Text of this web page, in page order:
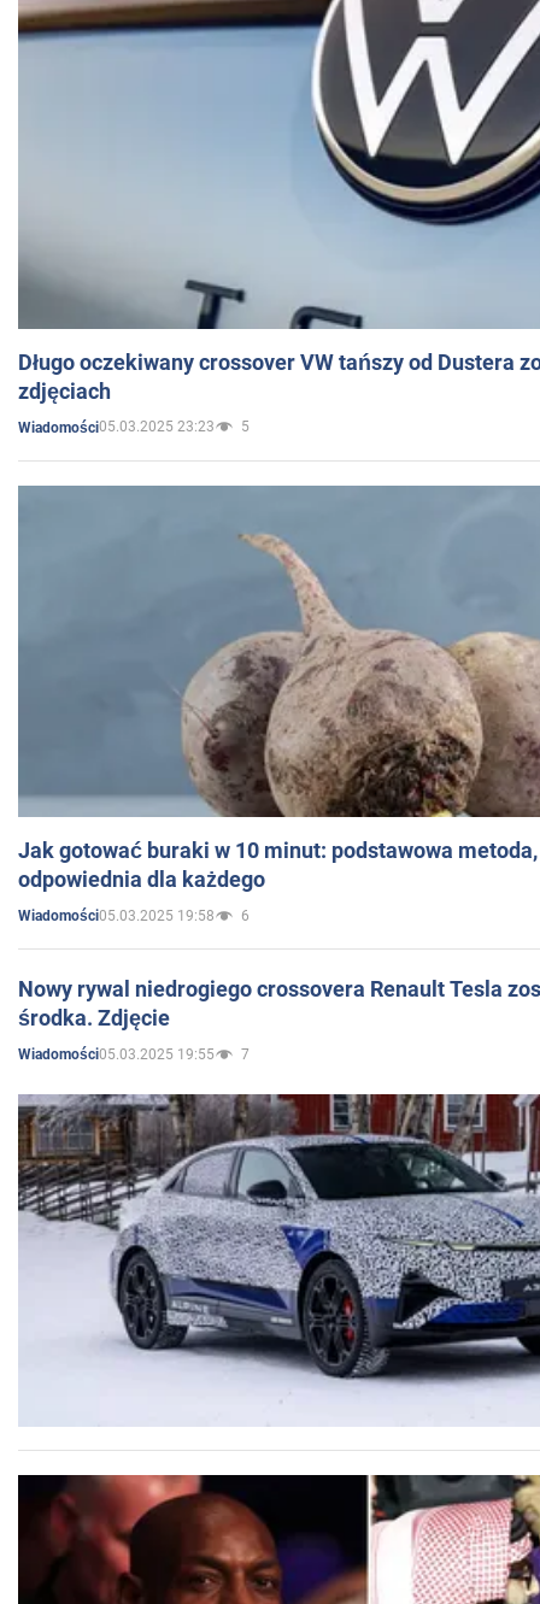
Długo oczekiwany crossover VW tańszy od Dustera
zdjęciach
Wiadomości05.03.2025 23:23 5
Jak gotować buraki w 10 minut: podstawowa
odpowiednia dla każdego
Wiadomości05.03.2025 19:58 6
Nowy rywal niedrogiego crossovera Renault Tesla
środka. Zdjęcie
Wiadomości05.03.2025 19:55 7